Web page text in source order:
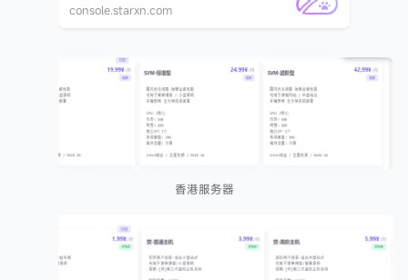
console.starxn.com
香港服务器